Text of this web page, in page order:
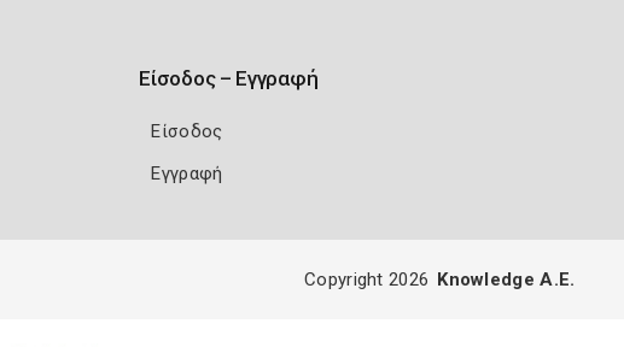
Είσοδος – Εγγραφή
Είσοδος
Εγγραφή
Copyright 2026 Knowledge A.E.